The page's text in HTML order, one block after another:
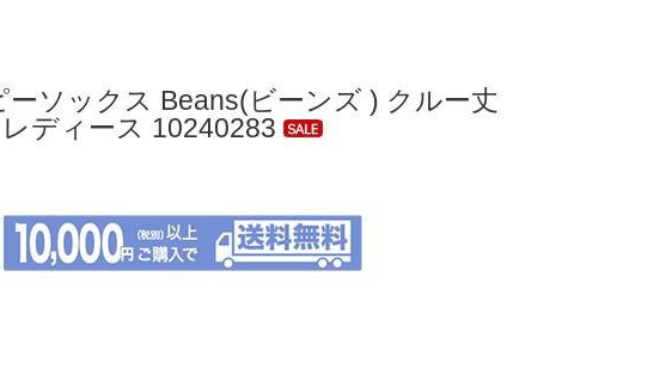
ーソックス Beans(ビーンズ ) クルー丈
ディース 10240283